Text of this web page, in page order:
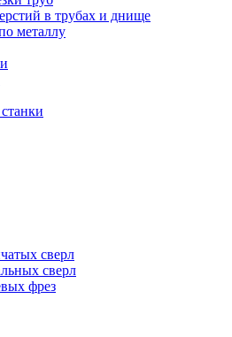
в трубах и днище
металлу
сверл
сверл
фрез